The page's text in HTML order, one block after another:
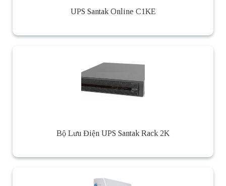
UPS Santak Online C1KE
Bộ Lưu Điện UPS Santak Rack 2K